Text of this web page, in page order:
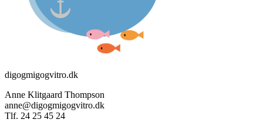
digogmigogvitro.dk
Anne Klitgaard Thompson
anne@digogmigogvitro.dk
Tlf. 24 25 45 24